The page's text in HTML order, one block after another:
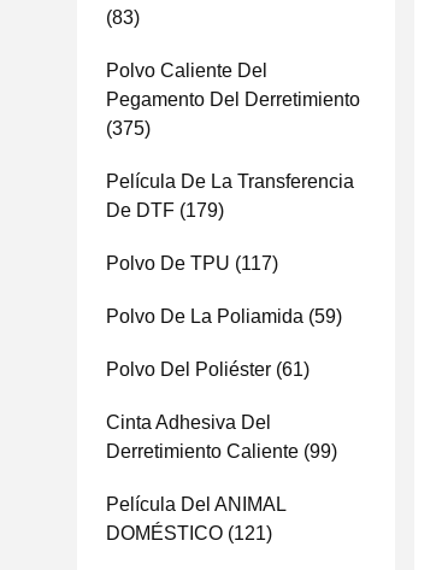
(83)
Polvo Caliente Del
Pegamento Del Derretimiento
(375)
Película De La Transferencia
De DTF (179)
Polvo De TPU (117)
Polvo De La Poliamida (59)
Polvo Del Poliéster (61)
Cinta Adhesiva Del
Derretimiento Caliente (99)
Película Del ANIMAL
DOMÉSTICO (121)